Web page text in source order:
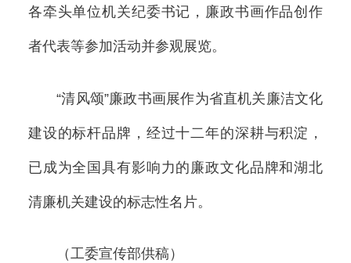
各牵头单位机关纪委书记，廉政书画作品创作
者代表等参加活动并参观展览。
“清风颂”廉政书画展作为省直机关廉洁文化
建设的标杆品牌，经过十二年的深耕与积淀，
已成为全国具有影响力的廉政文化品牌和湖北
清廉机关建设的标志性名片。
（工委宣传部供稿）